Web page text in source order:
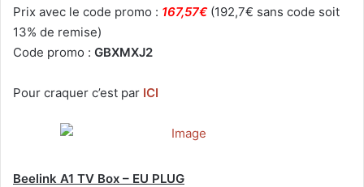
Prix avec le code promo : 167,57€ (192,7€ sans code soit
13% de remise)
Code promo : GBXMXJ2
Pour craquer c’est par ICI
Beelink A1 TV Box – EU PLUG